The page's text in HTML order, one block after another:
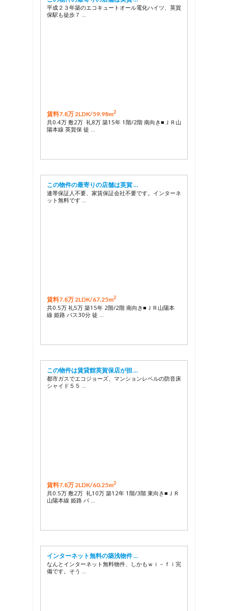
平成２３年築のエコキュートオール電化ハイツ、英賀
保駅も徒歩７ …
賃料7.8万 2LDK/59.98m2
共0.4万 敷2万 礼8万 築15年 1階/2階 南向き■ＪＲ山
陽本線 英賀保 徒 …
この物件の最寄りの店舗は英賀 …
連帯保証人不要、家賃保証会社不要です。インターネ
ット無料です …
賃料7.8万 2LDK/67.25m2
共0.5万 礼5万 築15年 2階/2階 南向き■ＪＲ山陽本
線 姫路 バス30分 徒 …
この物件は賃貸館英賀保店が担 …
都市ガスでエコジョーズ、マンションレベルの防音床
シャイド５５ …
賃料7.8万 2LDK/60.25m2
共0.5万 敷2万 礼10万 築12年 1階/3階 東向き■ＪＲ
山陽本線 姫路 バ …
インターネット無料の築浅物件 …
なんとインターネット無料物件、しかもｗｉ－ｆｉ完
備です。そう …